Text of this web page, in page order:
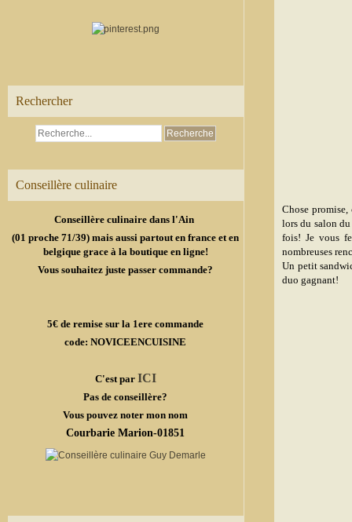
Rechercher
Conseillère culinaire
Conseillère culinaire dans l'Ain
(01 proche 71/39) mais aussi partout en france et en
belgique grace à la boutique en ligne!
Vous souhaitez juste passer commande?
5€ de remise sur la 1ere commande
code: NOVICEENCUISINE
C'est par ICI
Pas de conseillère?
Vous pouvez noter mon nom
Courbarie Marion-01851
Chose
lors du salon
fois! Je vous
nombreuses
Un petit
duo gagnant!